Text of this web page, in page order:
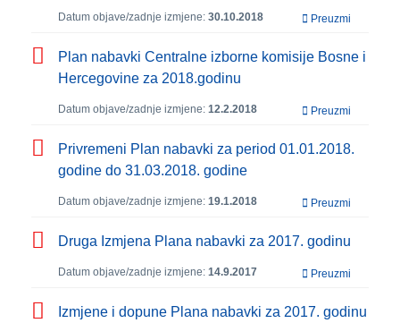
Datum objave/zadnje izmjene: 30.10.2018 Preuzmi
Plan nabavki Centralne izborne komisije Bosne i
Hercegovine za 2018.godinu
Datum objave/zadnje izmjene: 12.2.2018 Preuzmi
Privremeni Plan nabavki za period 01.01.2018.
godine do 31.03.2018. godine
Datum objave/zadnje izmjene: 19.1.2018 Preuzmi
Druga Izmjena Plana nabavki za 2017. godinu
Datum objave/zadnje izmjene: 14.9.2017 Preuzmi
Izmjene i dopune Plana nabavki za 2017. godinu